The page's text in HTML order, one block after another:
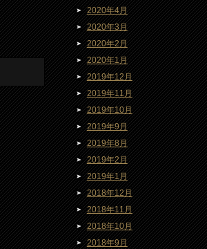
2020年4月
2020年3月
2020年2月
2020年1月
2019年12月
2019年11月
2019年10月
2019年9月
2019年8月
2019年2月
2019年1月
2018年12月
2018年11月
2018年10月
2018年9月